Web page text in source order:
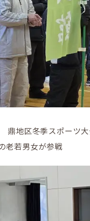
地区冬季スポーツ
老若男女が参戦